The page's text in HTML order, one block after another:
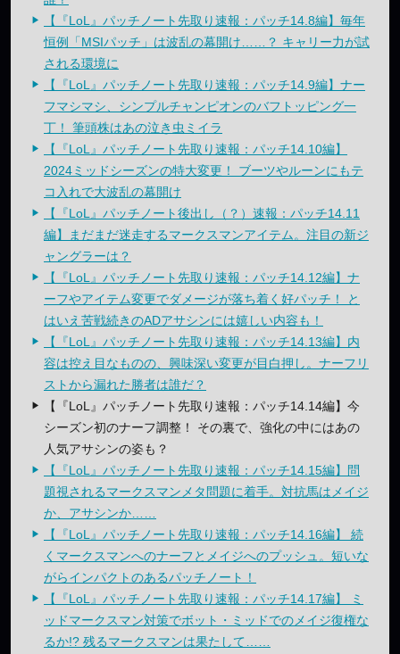
【『LoL』パッチノート先取り速報：パッチ14.8編】毎年
恒例「MSIパッチ」は波乱の幕開け……？ キャリー力が試
される環境に
【『LoL』パッチノート先取り速報：パッチ14.9編】ナー
フマシマシ、シンプルチャンピオンのバフトッピング一
丁！ 筆頭株はあの泣き虫ミイラ
【『LoL』パッチノート先取り速報：パッチ14.10編】
2024ミッドシーズンの特大変更！ ブーツやルーンにもテ
コ入れで大波乱の幕開け
【『LoL』パッチノート後出し（？）速報：パッチ14.11
編】まだまだ迷走するマークスマンアイテム。注目の新ジ
ャングラーは？
【『LoL』パッチノート先取り速報：パッチ14.12編】ナ
ーフやアイテム変更でダメージが落ち着く好パッチ！ と
はいえ苦戦続きのADアサシンには嬉しい内容も！
【『LoL』パッチノート先取り速報：パッチ14.13編】内
容は控え目なものの、興味深い変更が目白押し。ナーフリ
ストから漏れた勝者は誰だ？
【『LoL』パッチノート先取り速報：パッチ14.14編】今
シーズン初のナーフ調整！ その裏で、強化の中にはあの
人気アサシンの姿も？
【『LoL』パッチノート先取り速報：パッチ14.15編】問
題視されるマークスマンメタ問題に着手。対抗馬はメイジ
か、アサシンか……
【『LoL』パッチノート先取り速報：パッチ14.16編】 続
くマークスマンへのナーフとメイジへのプッシュ。短いな
がらインパクトのあるパッチノート！
【『LoL』パッチノート先取り速報：パッチ14.17編】 ミ
ッドマークスマン対策でボット・ミッドでのメイジ復権な
るか!? 残るマークスマンは果たして……